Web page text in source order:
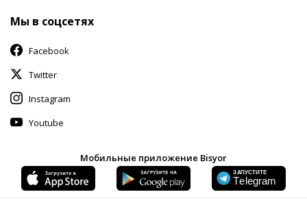
Мы в соцсетях
Facebook
Twitter
Instagram
Youtube
Мобильные приложение Bisyor